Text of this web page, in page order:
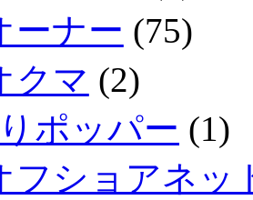
ーナー (75)
クマ (2)
ポッパー (1)
フショアネッ